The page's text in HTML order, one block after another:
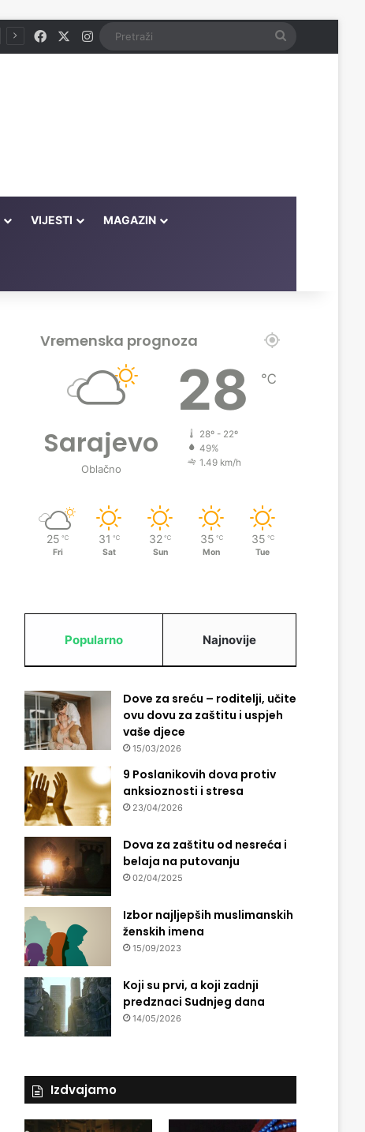
FacebookInstagram Pretraži
VIJESTI MAGAZIN
Vremenska prognoza
Sarajevo
Oblačno
28 ℃
28º - 22º
49%
1.49 km/h
25 ℃
Fri
31 ℃
Sat
32 ℃
Sun
35 ℃
Mon
35 ℃
Tue
Popularno Najnovije
Dove za sreću – roditelji, učite
ovu dovu za zaštitu i uspjeh
vaše djece
15/03/2026
9 Poslanikovih dova protiv
anksioznosti i stresa
23/04/2026
Dova za zaštitu od nesreća i
belaja na putovanju
02/04/2025
Izbor najljepših muslimanskih
ženskih imena
15/09/2023
Koji su prvi, a koji zadnji
predznaci Sudnjeg dana
14/05/2026
Izdvajamo